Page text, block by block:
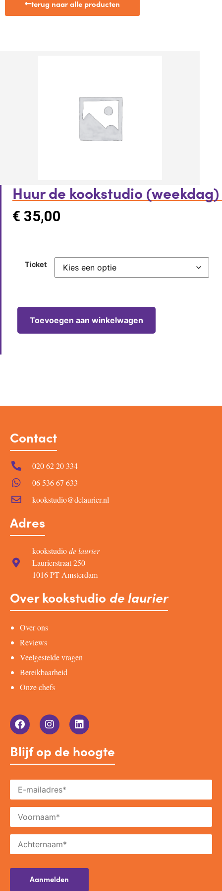
terug naar alle producten
Huur de kookstudio (weekdag)
€ 35,00
Ticket
Toevoegen aan winkelwagen
Contact
020 62 20 334
06 536 67 633
kookstudio@delaurier.nl
Adres
kookstudiode laurier
Laurierstraat 250
1016 PT Amsterdam
Over kookstudio de laurier
Over ons
Reviews
Veelgestelde vragen
Bereikbaarheid
Onze chefs
Blijf op de hoogte